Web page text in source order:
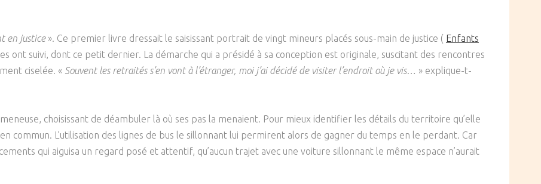
Agression Sexuelle
Délinquance
Accueil – Placement
Psychiatrie
Psychologie
Économie / Emploi
Justice
Romans / Médias
en justice». Ce premier livre dressait le saisissant portrait de vingt mineurs placés sous-main de justice ( Enfants
ont suivi, dont ce petit dernier. La démarche qui a présidé à sa conception est originale, suscitant des rencontres
ciselée. « Souvent les retraités s’en vont à l’étranger, moi j’ai décidé de visiter l’endroit où je vis… » explique-t-
choisissant de déambuler là où ses pas la menaient. Pour mieux identifier les détails du territoire qu’elle
commun. L’utilisation des lignes de bus le sillonnant lui permirent alors de gagner du temps en le perdant. Car
qui aiguisa un regard posé et attentif, qu’aucun trajet avec une voiture sillonnant le même espace n’aurait